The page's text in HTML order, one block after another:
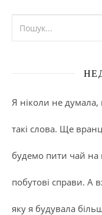
Я ніколи не
такі слова. Ще
будемо пити чай на
побутові справи. А
яку я будувала